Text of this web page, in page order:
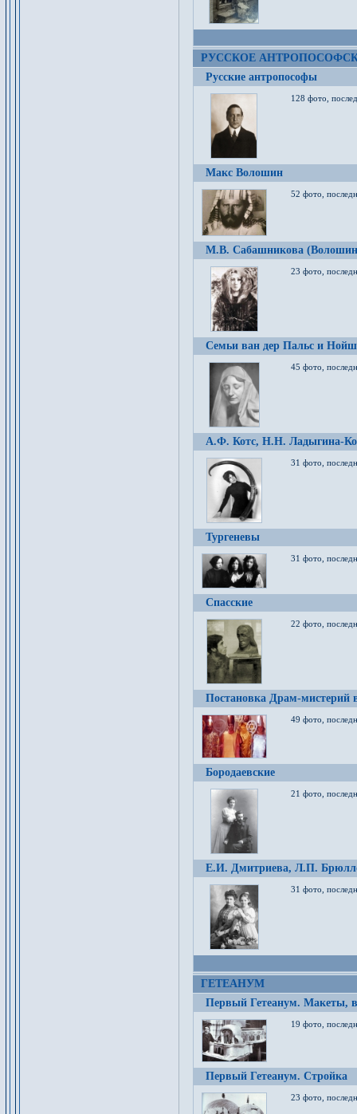
РУССКОЕ
Русские антропософы
128 фото,
Макс Волошин
52 фото,
М.В. Сабашникова
23 фото,
Семьи ван дер Пальс и
45 фото,
А.Ф. Котс, Н.Н. Ладыгина-
31 фото,
Тургеневы
31 фото,
Спасские
22 фото,
Постановка Драм-мистерий
49 фото,
Бородаевские
21 фото,
Е.И. Дмитриева, Л.П.
31 фото,
ГЕТЕАНУМ
Первый Гетеанум. Макеты,
19 фото,
Первый Гетеанум. Стройка
23 фото,